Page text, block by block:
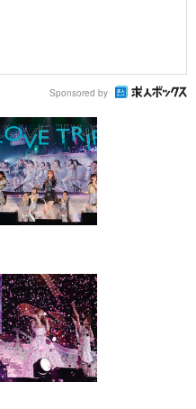
Sponsored by